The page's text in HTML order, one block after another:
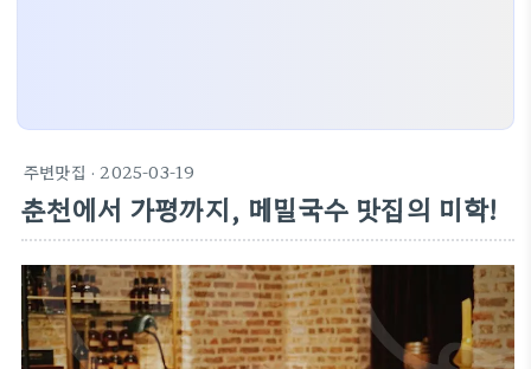
주변맛집 · 2025-03-19
춘천에서 가평까지, 메밀국수 맛집의 미학!